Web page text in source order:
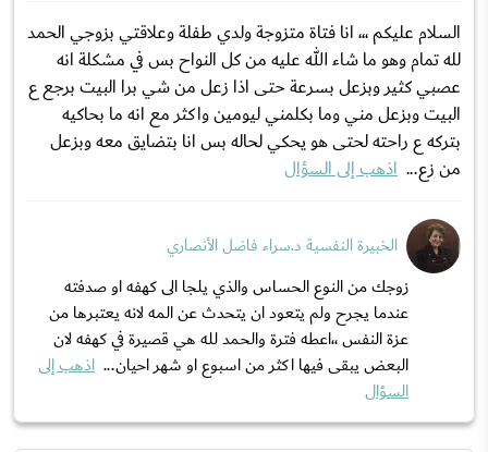
السلام عليكم ،،، انا فتاة متزوجة ولدي طفلة وعلاقتي بزوجي الحمد
لله تمام وهو ما شاء الله عليه من كل النواح بس في مشكلة انه
عصبي كثير وبزعل بسرعة حتى اذا زعل من شي برا البيت برجع ع
البيت وبزعل مني وما بكلمني ليومين واكثر مع انه ما بحاكيه
بتركه ع راحته لحتى هو يحكي لحاله بس انا بتضايق معه وبزعل
من زع... اذهب إلى السؤال
الخبيرة النفسية د.سراء فاضل الأنصاري
زوجك من النوع الحساس والذي يلجا الى كهفه او صدفته
عندما يجرح ولم يتعود ان يتحدث عن المه لانه يعتبرها من
عزة النفس ،،اعطه فترة والحمد لله هي قصيرة في كهفه لان
البعض يبقى فيها اكثر من اسبوع او شهر احيان... اذهب إلى
السؤال